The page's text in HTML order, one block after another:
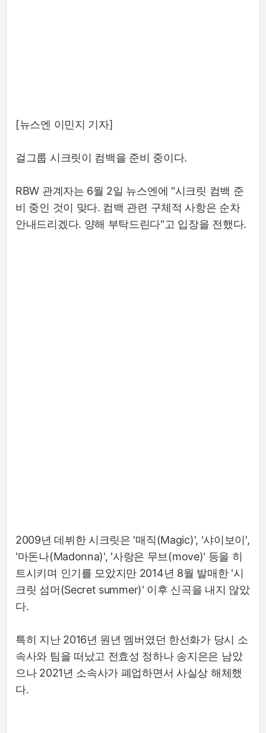
[뉴스엔 이민지 기자]
걸그룹 시크릿이 컴백을 준비 중이다.
RBW 관계자는 6월 2일 뉴스엔에 "시크릿 컴백 준
비 중인 것이 맞다. 컴백 관련 구체적 사항은 순차
안내드리겠다. 양해 부탁드린다"고 입장을 전했다.
2009년 데뷔한 시크릿은 '매직(Magic)', '샤이보이',
'마돈나(Madonna)', '사랑은 무브(move)' 등을 히
트시키며 인기를 모았지만 2014년 8월 발매한 '시
크릿 섬머(Secret summer)' 이후 신곡을 내지 않았
다.
특히 지난 2016년 원년 멤버였던 한선화가 당시 소
속사와 팀을 떠났고 전효성 정하나 송지은은 남았
으나 2021년 소속사가 폐업하면서 사실상 해체했
다.